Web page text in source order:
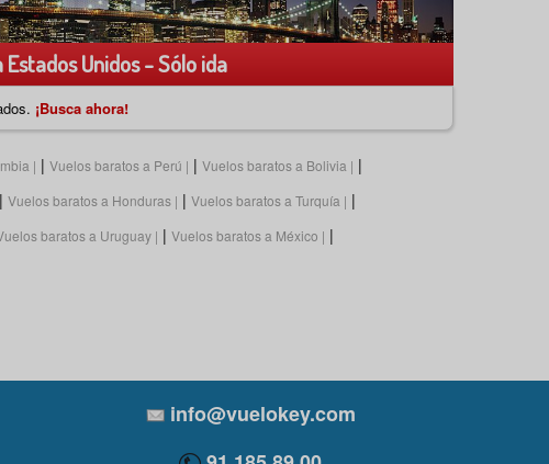
Estados Unidos - Sólo ida
¡Busca ahora!
| Vuelos baratos a Perú | Vuelos baratos a Bolivia |
| Vuelos baratos a Honduras | Vuelos baratos a Turquía |
baratos a Uruguay | Vuelos baratos a México |
info@vuelokey.com